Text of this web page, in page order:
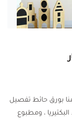
بورق حائط تفصيل
، ومطبوع